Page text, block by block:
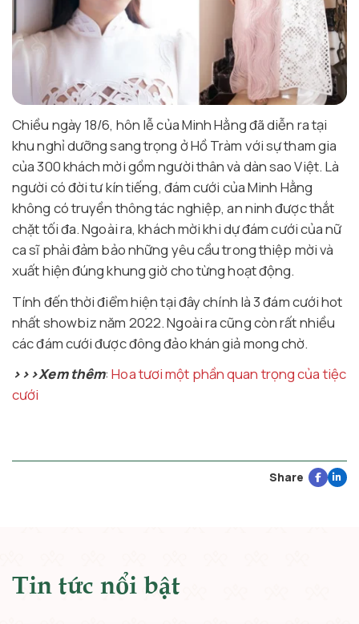
Chiều ngày 18/6, hôn lễ của Minh Hằng đã diễn ra tại
khu nghỉ dưỡng sang trọng ở Hồ Tràm với sự tham gia
của 300 khách mời gồm người thân và dàn sao Việt. Là
người có đời tư kín tiếng, đám cưới của Minh Hằng
không có truyền thông tác nghiệp, an ninh được thắt
chặt tối đa. Ngoài ra, khách mời khi dự đám cưới của nữ
ca sĩ phải đảm bảo những yêu cầu trong thiệp mời và
xuất hiện đúng khung giờ cho từng hoạt động.
Tính đến thời điểm hiện tại đây chính là 3 đám cưới hot
nhất showbiz năm 2022. Ngoài ra cũng còn rất nhiều
các đám cưới được đông đảo khán giả mong chờ.
>>>Xem thêm:Hoa tươi một phần quan trọng của tiệc
cưới
Share
Tin tức nổi bật